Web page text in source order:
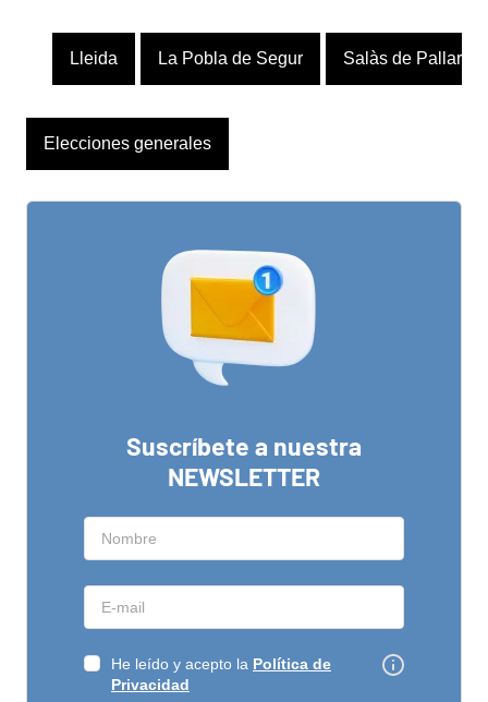
Lleida La Pobla de Segur Salàs de Pallars
Elecciones generales
Suscríbete a nuestra
NEWSLETTER
He leído y acepto la Política de
Privacidad